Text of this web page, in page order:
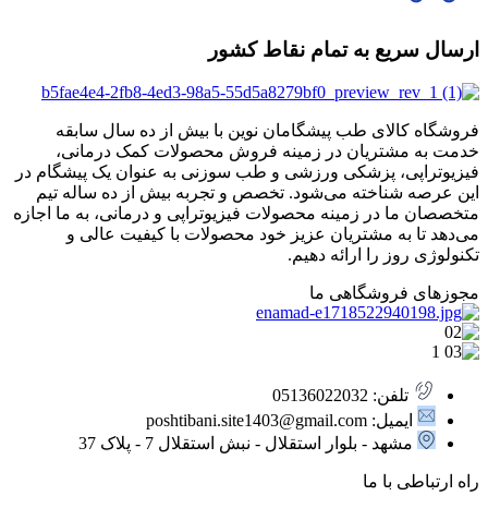
ارسال سریع به تمام نقاط کشور
فروشگاه کالای طب پیشگامان نوین با بیش از ده سال سابقه
خدمت به مشتریان در زمینه فروش محصولات کمک درمانی،
فیزیوتراپی، پزشکی ورزشی و طب سوزنی به عنوان یک پیشگام در
این عرصه شناخته می‌شود. تخصص و تجربه بیش از ده ساله تیم
متخصصان ما در زمینه محصولات فیزیوتراپی و درمانی، به ما اجازه
می‌دهد تا به مشتریان عزیز خود محصولات با کیفیت عالی و
تکنولوژی روز را ارائه دهیم.
مجوزهای فروشگاهی ما
تلفن: 05136022032
ایمیل: poshtibani.site1403@gmail.com
مشهد - بلوار استقلال - نبش استقلال 7 - پلاک 37
راه ارتباطی با ما